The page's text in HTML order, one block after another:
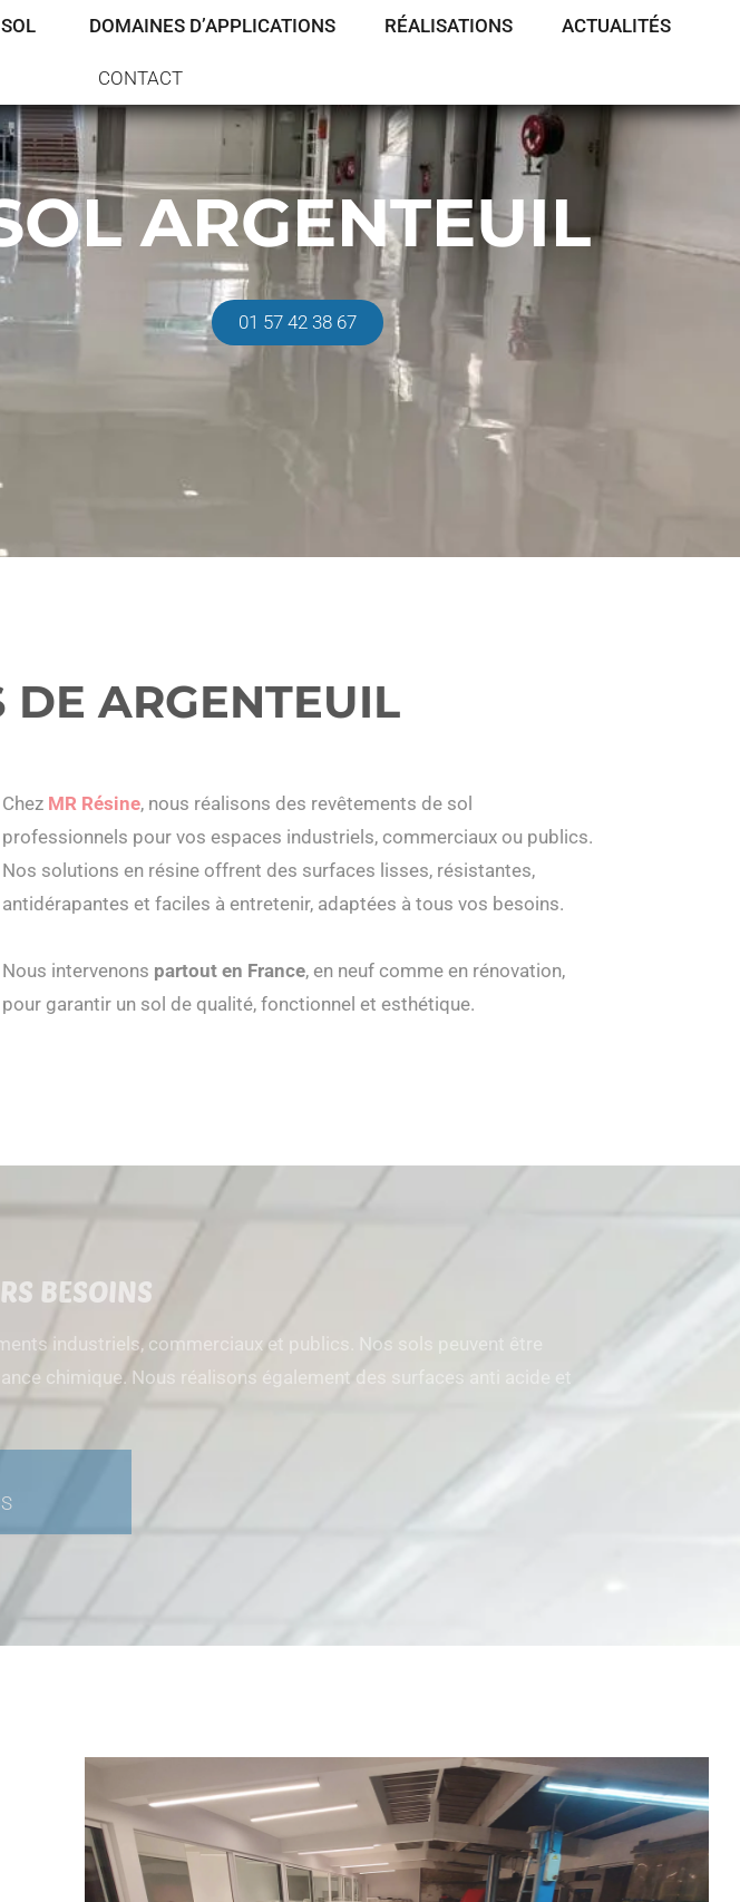
DOMAINES D’APPLICATIONS RÉALISATIONS ACTUALITÉS
CONTACT
ARGENTEUIL
01 57 42 38 67
DE ARGENTEUIL
Chez MR Résine, nous réalisons des revêtements de sol
professionnels pour vos espaces industriels, commerciaux ou publics.
Nos solutions en résine offrent des surfaces lisses, résistantes,
antidérapantes et faciles à entretenir, adaptées à tous vos besoins.
Nous intervenons partout en France, en neuf comme en rénovation,
pour garantir un sol de qualité, fonctionnel et esthétique.
BESOINS
industriels, commerciaux et publics. Nos sols peuvent être
chimique. Nous réalisons également des surfaces anti acide et